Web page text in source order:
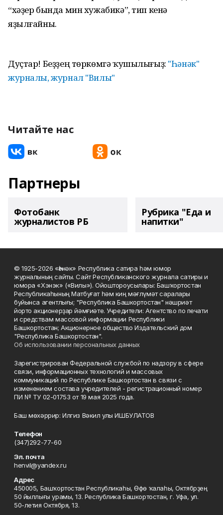
“хәҙер бында мин хужабикә”, тип кенә
яҙылғайны.
Дуҫтар! Беҙҙең төркөмгә ҡушылығыҙ: "Һәнәк"
журналы, журнал "Вилы"
Читайте нас
Партнеры
Фотобанк
журналистов РБ
Рубрика "Еда и
напитки"
© 1925-2026 «Һәнәк» Республика сатира һәм юмор
журналының сайты. Сайт Республиканского журнала сатиры и
юмора «Хэнэк» («Вилы»). Ойоштороусылары: Башҡортостан
Республикаһының Матбуғат һәм киң мәғлүмәт саралары
буйынса агентлығы; "Республика Башкортостан" нәшриәт
йорто акционерҙар йәмғиәте. Учредители: Агентство по печати
и средствам массовой информации Республики
Башкортостан; Акционерное общество Издательский дом
"Республика Башкортостан".
Об использовании персональных данных
Зарегистрирован Федеральной службой по надзору в сфере
связи, информационных технологий и массовых
коммуникаций по Республике Башкортостан в связи с
изменением состава учредителей - регистрационный номер
ПИ № ТУ 02-01753 от 19 мая 2025 года.
Баш мөхәррир: Илгиз Вәкил улы ИШБУЛАТОВ
Телефон
(347)292-77-60
Эл. почта
henvil@yandex.ru
Адрес
450005, Башҡортостан Республикаһы, Өфө ҡалаһы, Октябрҙең
50 йыллығы урамы, 13. Республика Башкортостан, г. Уфа, ул.
50-летия Октября, 13.